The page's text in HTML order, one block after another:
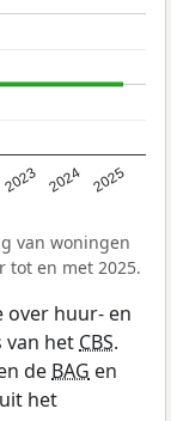
2023 2024 2025
van woningen
tot en met 2025.
huur- en
van het CBS.
de BAG en
het